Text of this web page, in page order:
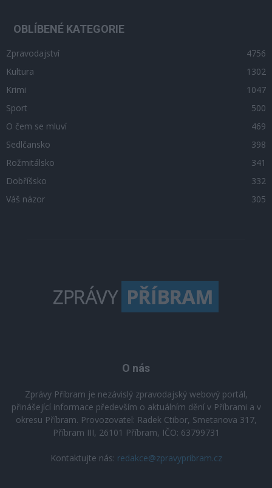
OBLÍBENÉ KATEGORIE
Zpravodajství
4756
Kultura
1302
Krimi
1047
Sport
500
O čem se mluví
469
Sedlčansko
398
Rožmitálsko
341
Dobříšsko
332
Váš názor
305
O nás
Zprávy Příbram je nezávislý zpravodajský webový portál,
přinášející informace především o aktuálním dění v Příbrami a v
okresu Příbram. Provozovatel: Radek Ctibor, Smetanova 317,
Příbram III, 26101 Příbram, IČO: 63799731
Kontaktujte nás: redakce@zpravypribram.cz